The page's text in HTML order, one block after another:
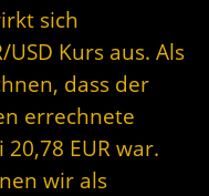
sich
Kurs aus. Als
dass der
errechnete
EUR war.
wir als